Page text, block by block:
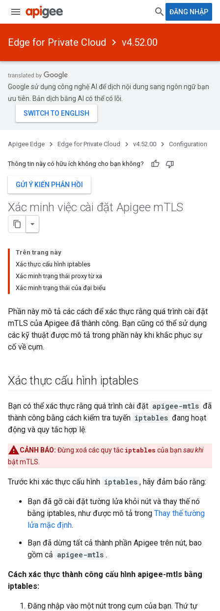
ĐĂNG NHẬP
Edge for Private Cloud v4.52.00
Google sử dụng công nghệ AI để dịch nội dung sang ngôn ngữ bạn
ưu tiên. Bản dịch bằng AI có thể có lỗi.
Apigee Edge Edge for Private Cloud v4.52.00 Configuration
Thông tin này có hữu ích không cho bạn không?
GỬI Ý KIẾN PHẢN HỒI
Xác minh việc cài đặt Apigee mTLS
Trên trang này
Xác thực cấu hình iptables
Xác minh trạng thái proxy từ xa
Xác minh trạng thái của đại biểu
Phần này mô tả các cách để xác thực rằng quá trình cài đặt
mTLS của Apigee đã thành công. Bạn cũng có thể sử dụng
các kỹ thuật được mô tả trong phần này khi khắc phục sự
cố về cụm.
Xác thực cấu hình iptables
Bạn có thể xác thực rằng quá trình cài đặt apigee-mtls đã
thành công bằng cách kiểm tra tuyến iptables đang hoạt
động và quy tắc hợp lệ.
CẢNH BÁO: Đừng xoá các quy tắc iptables của bạn sau khi
bật mTLS.
Trước khi xác thực cấu hình iptables , hãy đảm bảo rằng:
Bạn đã gỡ cài đặt tường lửa khỏi nút và thay thế nó
bằng iptables, như được mô tả trong Thay thế tường
lửa mặc định.
Bạn đã dừng tất cả thành phần Apigee trên nút, bao
gồm cả apigee-mtls .
Cách xác thực thành công cấu hình apigee-mtls bằng
iptables:
Đăng nhập vào một nút trong cụm của bạn. Thứ tự